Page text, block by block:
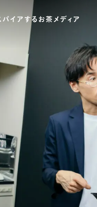
ワードでさがす
カテゴリでさがす
茶と器
PAUSE
お茶でさがす 煎茶
ブレンド
白葉茶